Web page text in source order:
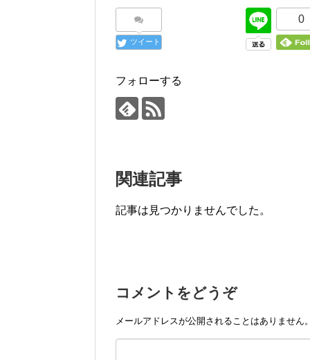
ツイート
0
フォローする
関連記事
記事は見つかりませんでした。
コメントをどうぞ
メールアドレスが公開されることはありません。